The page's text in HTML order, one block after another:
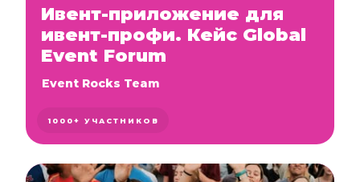
Ивент-приложение для
ивент-профи. Кейс Global
Event Forum
Event Rocks Team
1000+ УЧАСТНИКОВ